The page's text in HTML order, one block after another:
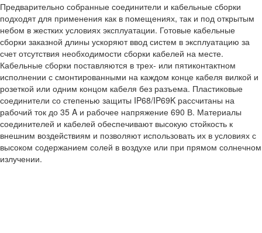
Предварительно собранные соединители и кабельные сборки
подходят для применения как в помещениях, так и под открытым
небом в жестких условиях эксплуатации. Готовые кабельные
сборки заказной длины ускоряют ввод систем в эксплуатацию за
счет отсутствия необходимости сборки кабелей на месте.
Кабельные сборки поставляются в трех- или пятиконтактном
исполнении с смонтированными на каждом конце кабеля вилкой и
розеткой или одним концом кабеля без разъема. Пластиковые
соединители со степенью защиты IP68/IP69K рассчитаны на
рабочий ток до 35 A и рабочее напряжение 690 В. Материалы
соединителей и кабелей обеспечивают высокую стойкость к
внешним воздействиям и позволяют использовать их в условиях с
высоком содержанием солей в воздухе или при прямом солнечном
излучении.